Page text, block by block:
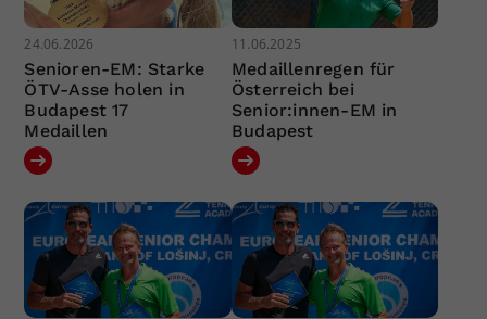
24.06.2026
Senioren-EM: Starke
ÖTV-Asse holen in
Budapest 17
Medaillen
11.06.2025
Medaillenregen für
Österreich bei
Senior:innen-EM in
Budapest